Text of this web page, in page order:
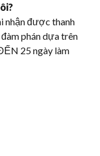
nhận được thanh
phán dựa trên
25 ngày làm